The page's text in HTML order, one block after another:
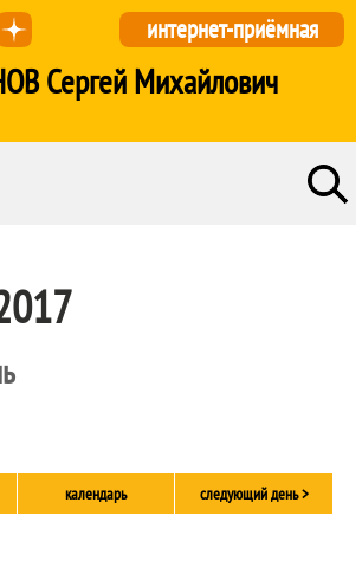
Сергей Михайлович
интернет-приёмная
календарь следующий день >